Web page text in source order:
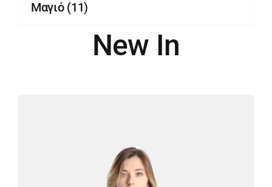
Μαγιό (11)
New In